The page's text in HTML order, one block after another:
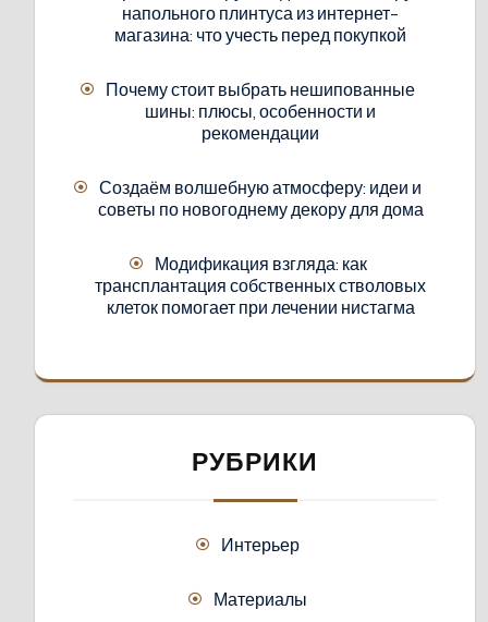
напольного плинтуса из интернет-
магазина: что учесть перед покупкой
Почему стоит выбрать нешипованные
шины: плюсы, особенности и
рекомендации
Создаём волшебную атмосферу: идеи и
советы по новогоднему декору для дома
Модификация взгляда: как
трансплантация собственных стволовых
клеток помогает при лечении нистагма
РУБРИКИ
Интерьер
Материалы